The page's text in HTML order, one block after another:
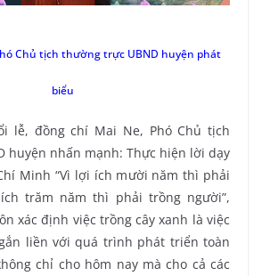
Chủ tịch thường trực UBND huyện phát
biểu
lễ, đồng chí Mai Ne, Phó Chủ tịch
huyện nhấn mạnh: Thực hiện lời dạy
Minh “Vì lợi ích mười năm thì phải
trăm năm thì phải trồng người”,
xác định việc trồng cây xanh là việc
liền với quá trình phát triển toàn
chỉ cho hôm nay mà cho cả các